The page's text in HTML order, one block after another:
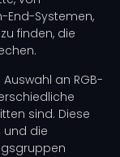
End-Systemen,
finden, die
an RGB-
sind. Diese
und die